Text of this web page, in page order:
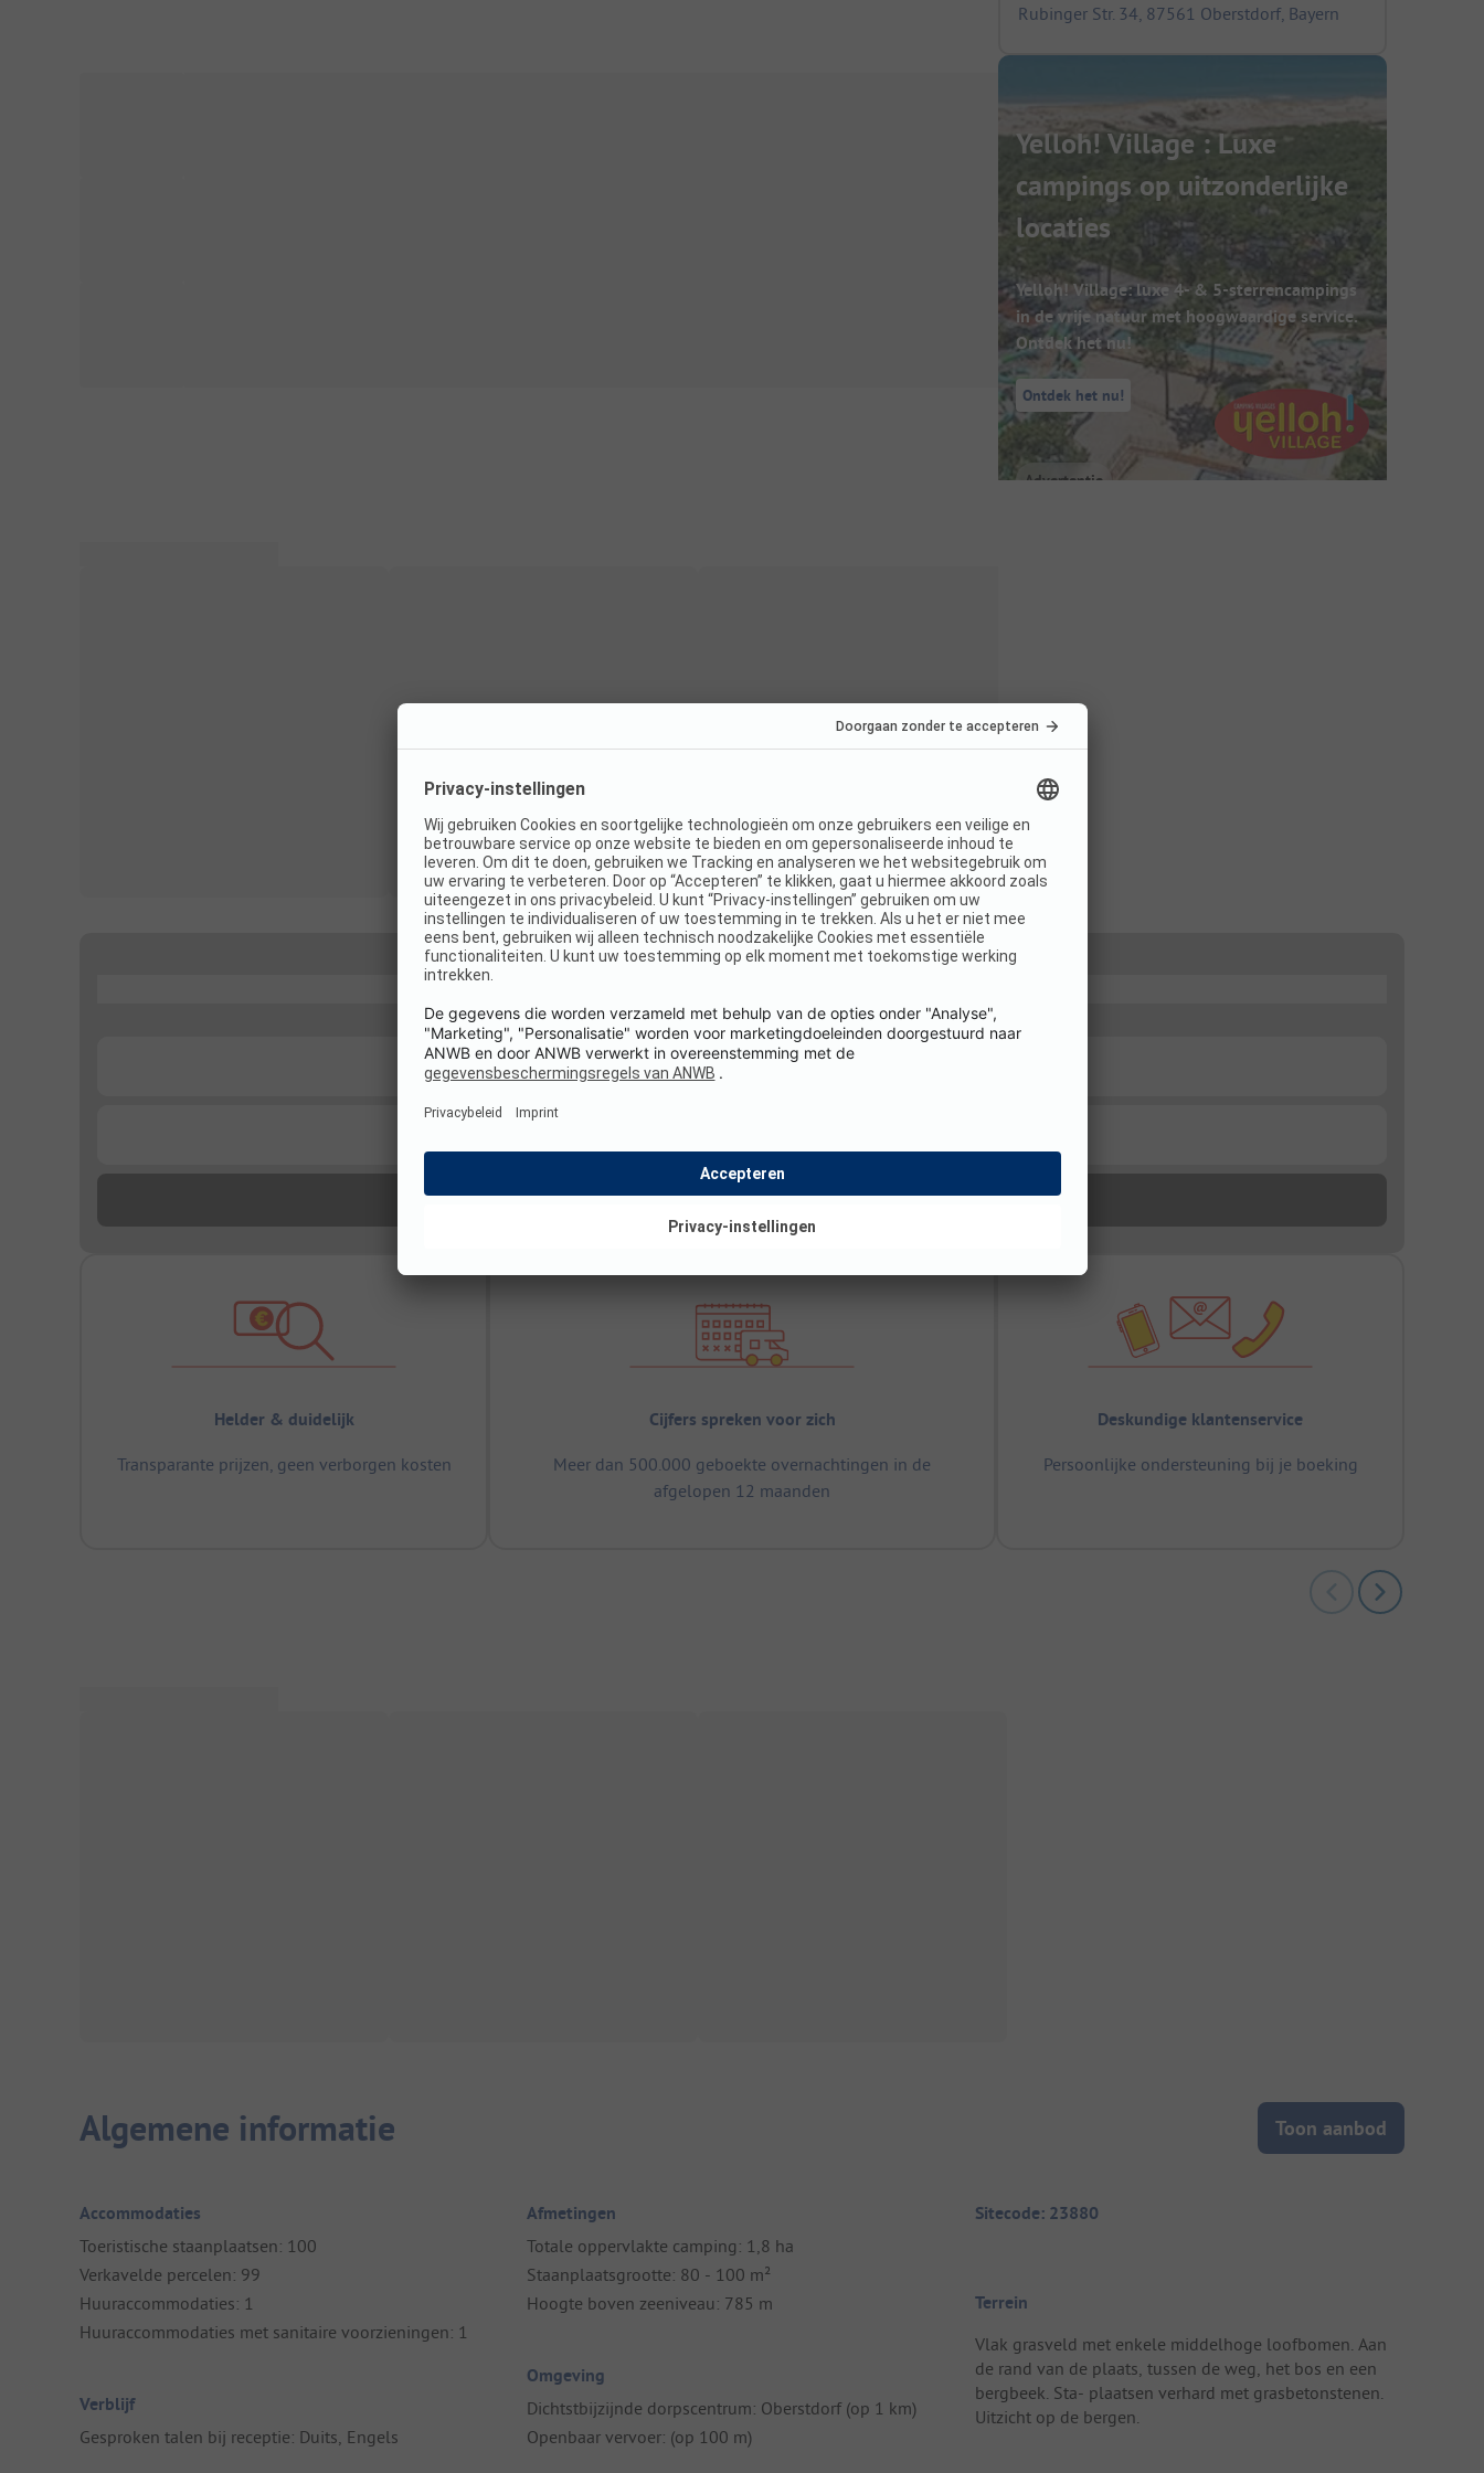
Rubinger Str. 34, 87561 Oberstdorf, Bayern
Yelloh! Village : Luxe
campings op uitzonderlijke
locaties
Yelloh! Village: luxe 4- & 5-sterrencampings
in de vrije natuur met hoogwaardige service.
Ontdek het nu!
Ontdek het nu!
Helder & duidelijk
Transparante prijzen, geen verborgen kosten
Cijfers spreken voor zich
Meer dan 500.000 geboekte overnachtingen in de
afgelopen 12 maanden
Deskundige klantenservice
Persoonlijke ondersteuning bij je boeking
Algemene informatie Toon aanbod
Accommodaties
Toeristische staanplaatsen: 100
Verkavelde percelen: 99
Huuraccommodaties: 1
Huuraccommodaties met sanitaire voorzieningen: 1
Verblijf
Gesproken talen bij receptie: Duits, Engels
Afmetingen
Totale oppervlakte camping: 1,8 ha
Staanplaatsgrootte: 80 - 100 m²
Hoogte boven zeeniveau: 785 m
Omgeving
Dichtstbijzijnde dorpscentrum: Oberstdorf (op 1 km)
Openbaar vervoer: (op 100 m)
Sitecode: 23880
Terrein
Vlak grasveld met enkele middelhoge loofbomen. Aan
de rand van de plaats, tussen de weg, het bos en een
bergbeek. Sta- plaatsen verhard met grasbetonstenen.
Uitzicht op de bergen.